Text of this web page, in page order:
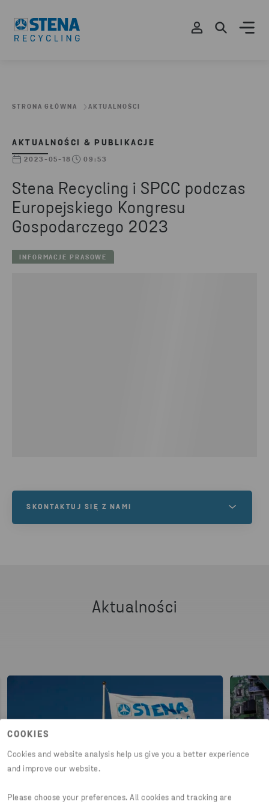
COOKIES
Cookies and website analysis help us give you a better experience
and improve our website.
Please choose your preferences. All cookies and tracking are
STRONA GŁÓWNA AKTUALNOŚCI
AKTUALNOŚCI & PUBLIKACJE
2023-05-18 09:53
Stena Recycling i SPCC podczas
Europejskiego Kongresu
Gospodarczego 2023
INFORMACJE PRASOWE
SKONTAKTUJ SIĘ Z NAMI
Aktualności